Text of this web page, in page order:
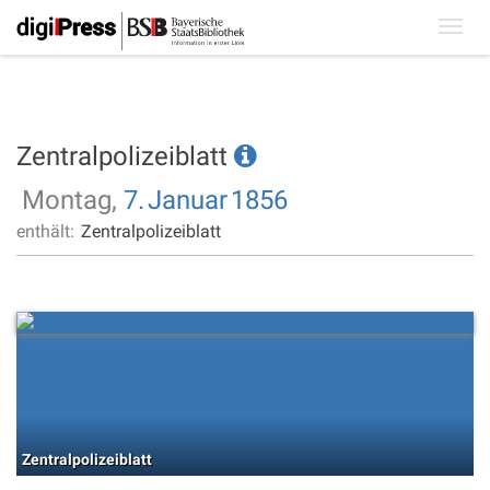
Zentralpolizeiblatt
Montag, 7.Januar1856
enthält: Zentralpolizeiblatt
Zentralpolizeiblatt